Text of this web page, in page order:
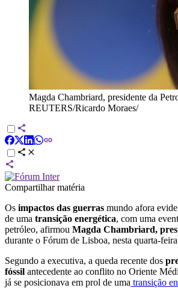
Magda Chambriard, presidente da
REUTERS/Ricardo Moraes/
Compartilhar matéria
Os impactos das guerras mundo afora
de uma transição energética, com uma
petróleo, afirmou Magda Chambriard,
durante o Fórum de Lisboa, nesta quarta-
Segundo a executiva, a queda recente dos
fóssil antecedente ao conflito no Oriente
já se posicionava em prol de uma transição